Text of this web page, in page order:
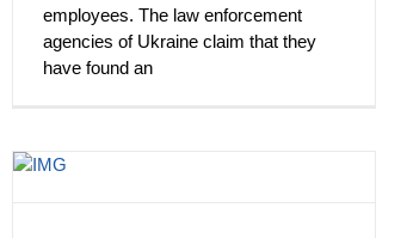
employees. The law enforcement
agencies of Ukraine claim that they
have found an